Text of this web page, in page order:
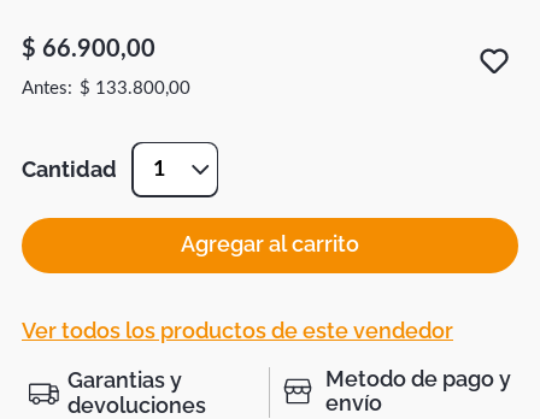
$ 66.900,00
$ 133.800,00
Cantidad 1
Agregar al carrito
Ver todos los productos de este vendedor
Garantias y
devoluciones
Metodo de pago y
envío